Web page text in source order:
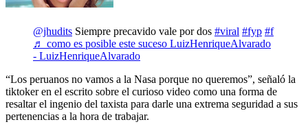
@jhudits Siempre precavido vale por dos #viral #fyp #f
♬ como es posible este suceso LuizHenriqueAlvarado
- LuizHenriqueAlvarado
“Los peruanos no vamos a la Nasa porque no queremos”, señaló la
tiktoker en el escrito sobre el curioso video como una forma de
resaltar el ingenio del taxista para darle una extrema seguridad a sus
pertenencias a la hora de trabajar.